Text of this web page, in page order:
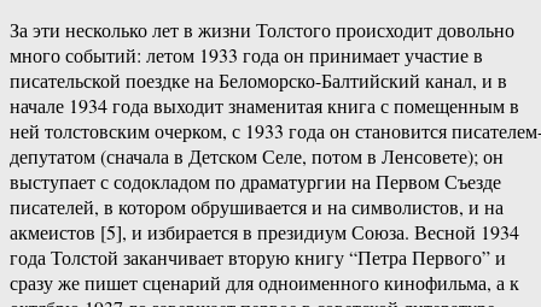
За эти несколько лет в жизни Толстого происходит довольно
много событий: летом 1933 года он принимает участие в
писательской поездке на Беломорско-Балтийский канал, и в
начале 1934 года выходит знаменитая книга с помещенным в
ней толстовским очерком, с 1933 года он становится
депутатом (сначала в Детском Селе, потом в Ленсовете); он
выступает с содокладом по драматургии на Первом Съезде
писателей, в котором обрушивается и на символистов, и на
акмеистов [5], и избирается в президиум Союза. Весной 1934
года Толстой заканчивает вторую книгу “Петра Первого” и
сразу же пишет сценарий для одноименного кинофильма, а к